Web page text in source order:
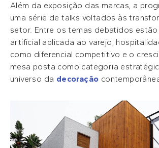
Além da exposição das marcas, a
uma série de talks voltados às
setor. Entre os temas debatidos
artificial aplicada ao varejo,
como diferencial competitivo e o
mesa posta como categoria
universo da decoração